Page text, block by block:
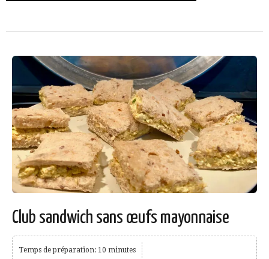
Club sandwich sans œufs mayonnaise
Temps de préparation: 10 minutes